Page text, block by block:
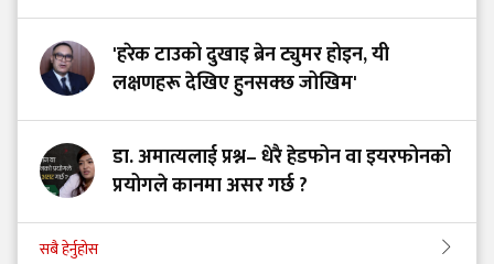
'हरेक टाउको दुखाइ ब्रेन ट्युमर होइन, यी
लक्षणहरू देखिए हुनसक्छ जोखिम'
डा. अमात्यलाई प्रश्न– धेरै हेडफोन वा इयरफोनको
प्रयोगले कानमा असर गर्छ ?
सबै हेर्नुहोस